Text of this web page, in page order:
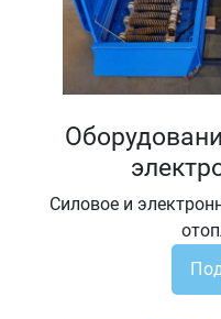
Силовое и